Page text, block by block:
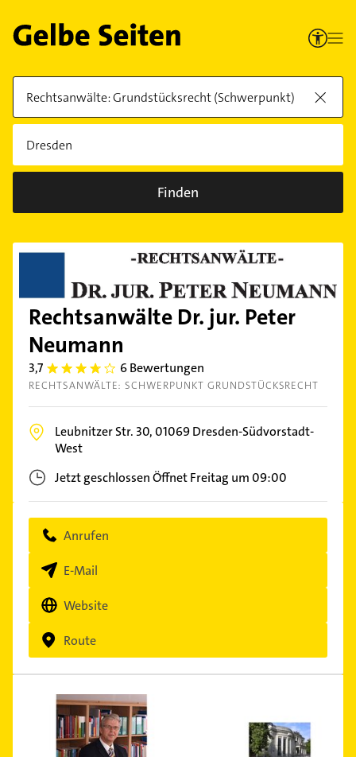
Finden
Rechtsanwälte Dr. jur. Peter
Neumann
3,7 3.7 6 Bewertungen
RECHTSANWÄLTE: SCHWERPUNKT GRUNDSTÜCKSRECHT
Leubnitzer Str. 30,01069Dresden-Südvorstadt-
West
Jetzt geschlossenÖffnet Freitag um 09:00
Anrufen
E-Mail
Website
Route